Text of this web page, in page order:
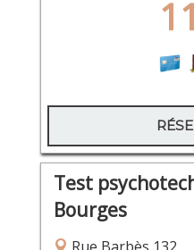
Test
Bourges